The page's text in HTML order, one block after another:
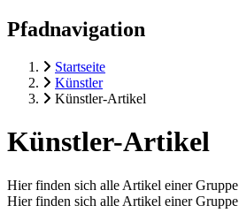
Pfadnavigation
Startseite
Künstler
Künstler-Artikel
Künstler-Artikel
Hier finden sich alle Artikel einer Gruppe
Hier finden sich alle Artikel einer Gruppe